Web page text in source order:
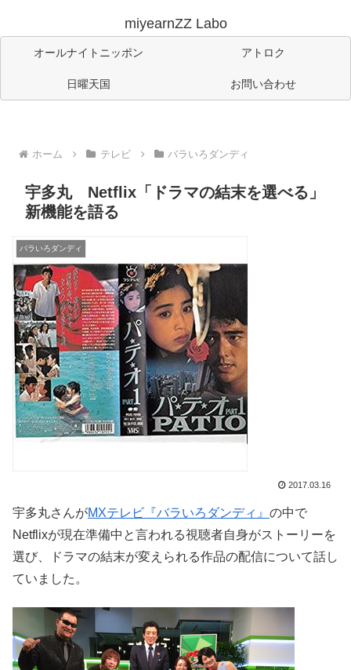
miyearnZZ Labo
オールナイトニッポン アトロク
日曜天国 お問い合わせ
ホーム テレビ バラいろダンディ
宇多丸 Netflix「ドラマの結末を選べる」
新機能を語る
バラいろダンディ
2017.03.16
宇多丸さんがMXテレビ『バラいろダンディ』 の中で
Netflixが現在準備中と言われる視聴者自身がストーリーを
選び、ドラマの結末が変えられる作品の配信について話し
ていました。